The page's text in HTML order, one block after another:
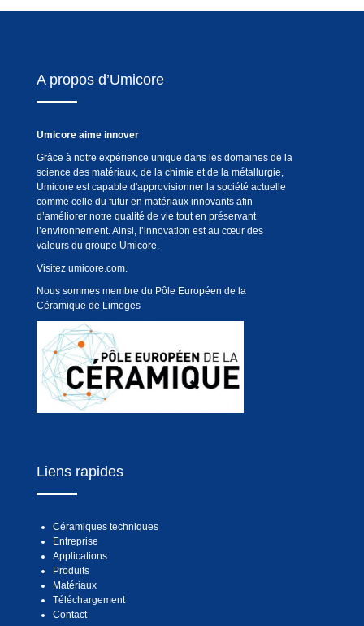
A propos d’Umicore
Umicore aime innover
Grâce à notre expérience unique dans les domaines de la
science des matériaux, de la chimie et de la métallurgie,
Umicore est capable d'approvisionner la société actuelle
comme celle du futur en matériaux innovants afin
d’améliorer notre qualité de vie tout en préservant
l’environnement. Ainsi, l’innovation est au cœur des
valeurs du groupe Umicore.
Visitez umicore.com.
Nous sommes membre du Pôle Européen de la
Céramique de Limoges
Liens rapides
Céramiques techniques
Entreprise
Applications
Produits
Matériaux
Téléchargement
Contact